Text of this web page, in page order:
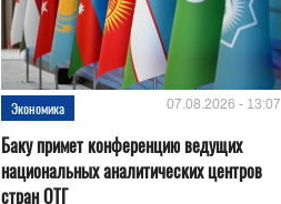
Экономика 07.08.2026 - 13:07
Баку примет конференцию ведущих
национальных аналитических центров
стран ОТГ